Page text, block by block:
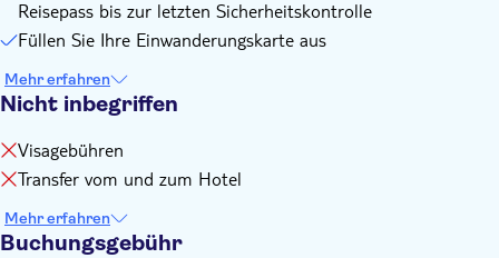
Reisepass bis zur letzten Sicherheitskontrolle
Füllen Sie Ihre Einwanderungskarte aus
Mehr erfahren
Nicht inbegriffen
Visagebühren
Transfer vom und zum Hotel
Mehr erfahren
Buchungsgebühr